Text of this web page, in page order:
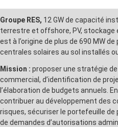
Groupe RES, 12 GW de capacité
terrestre et offshore, PV, stockage
est à l’origine de plus de 690 MW
centrales solaires au sol installés
Mission : proposer une stratégie
commercial, d’identification de
l’élaboration de budgets annuels.
contribuer au développement des
risques, sécuriser le portefeuille
de demandes d’autorisations